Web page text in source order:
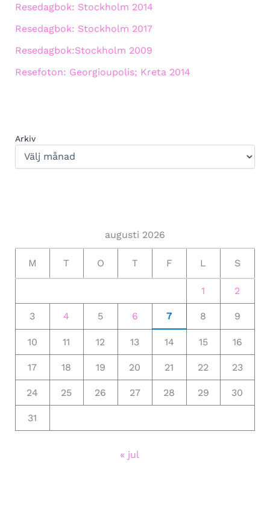
Resedagbok: Stockholm 2014
Resedagbok: Stockholm 2017
Resedagbok:Stockholm 2009
Resefoton: Georgioupolis; Kreta 2014
Arkiv
augusti 2026
M T O T F L S
1 2
3 4 5 6 7 8 9
10 11 12 13 14 15 16
17 18 19 20 21 22 23
24 25 26 27 28 29 30
31
« jul